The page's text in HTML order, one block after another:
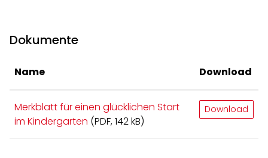
Dokumente
Name Download
Merkblatt für einen glücklichen Start
im Kindergarten (PDF, 142 kB)
Download